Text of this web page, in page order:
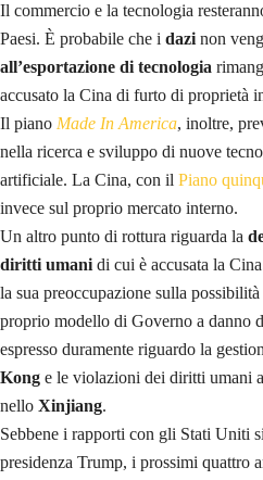
Il commercio e la tecnologia
Paesi. È probabile che i dazi non
all’esportazione di tecnologia
accusato la Cina di furto di proprietà
Il piano Made In America, inoltre,
nella ricerca e sviluppo di nuove
artificiale. La Cina, con il Piano
invece sul proprio mercato interno.
Un altro punto di rottura riguarda la
diritti umani di cui è accusata la
la sua preoccupazione sulla
proprio modello di Governo a danno
espresso duramente riguardo la
Kong e le violazioni dei diritti umani
nello Xinjiang.
Sebbene i rapporti con gli Stati Uniti
presidenza Trump, i prossimi quattro